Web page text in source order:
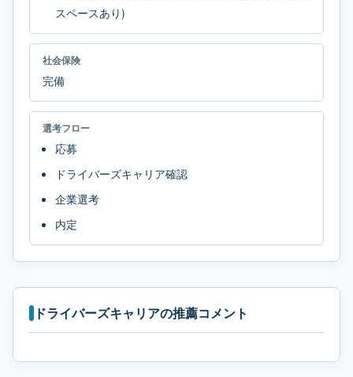
スペースあり)
社会保険
完備
選考フロー
応募
ドライバーズキャリア確認
企業選考
内定
ドライバーズキャリアの推薦コメント